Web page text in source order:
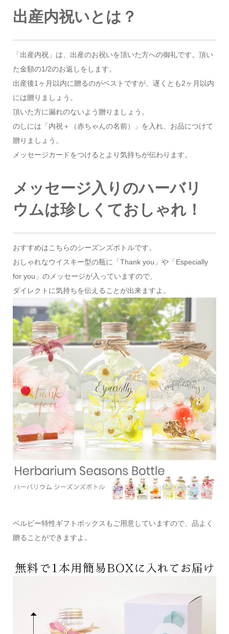
出産内祝いとは？
「出産内祝」は、出産のお祝いを頂いた方への御礼です。頂い
た金額の1/2のお返しをします。
出産後1ヶ月以内に贈るのがベストですが、遅くとも2ヶ月以内
には贈りましょう。
頂いた方に漏れのないよう贈りましょう。
のしには「内祝＋（赤ちゃんの名前）」を入れ、お品につけて
贈りましょう。
メッセージカードをつけるとより気持ちが伝わります。
メッセージ入りのハーバリ
ウムは珍しくておしゃれ！
おすすめはこちらのシーズンズボトルです。
おしゃれなウイスキー型の瓶に「Thank you」や「Especially
for you」のメッセージが入っていますので、
ダイレクトに気持ちを伝えることが出来ますよ。
ベルビー特性ギフトボックスもご用意していますので、品よく
贈ることができますよ。